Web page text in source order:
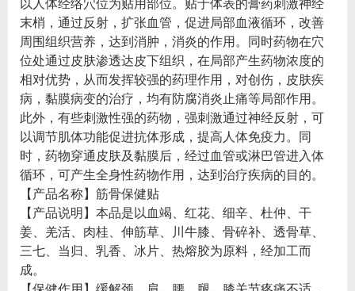
末梢，通过反射，扩张血管，促进局部血液循环，改善
周围组织营养，达到消肿，消炎的作用。同时药物在穴
位处通过皮肤渗透达皮下组织，在局部产生药物浓度的
相对优势，从而发挥较强的药理作用，对创伤，皮肤疾
病，黏膜病变的治疗，均有防腐消炎止痛等局部作用。
此外，有些刺激性强的药物，强刺激通过神经反射，可
以调节肌体功能促进抗体形成，提高人体免疫力。同
时，药物穿通皮肤及黏膜后，经过血管或淋巴管进入体
循环，可产生全身性药物作用，达到治疗疾病的目的。
【产品名称】筋骨保健贴
【产品说明】本品是以血竭、红花、细辛、杜仲、干
姜、羌活、肉桂、伸筋草、川牛膝、骨碎补、透骨草、
三七、当归、乳香、冰片、热熔胶为原料，经加工而
成。